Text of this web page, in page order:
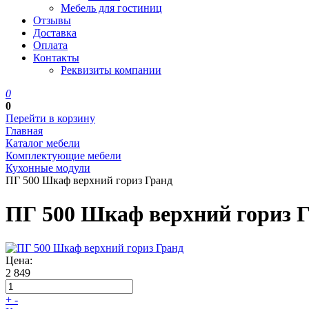
Мебель для гостиниц
Отзывы
Доставка
Оплата
Контакты
Реквизиты компании
0
0
Перейти в корзину
Главная
Каталог мебели
Комплектующие мебели
Кухонные модули
ПГ 500 Шкаф верхний гориз Гранд
ПГ 500 Шкаф верхний гориз
Цена:
2 849
+ -